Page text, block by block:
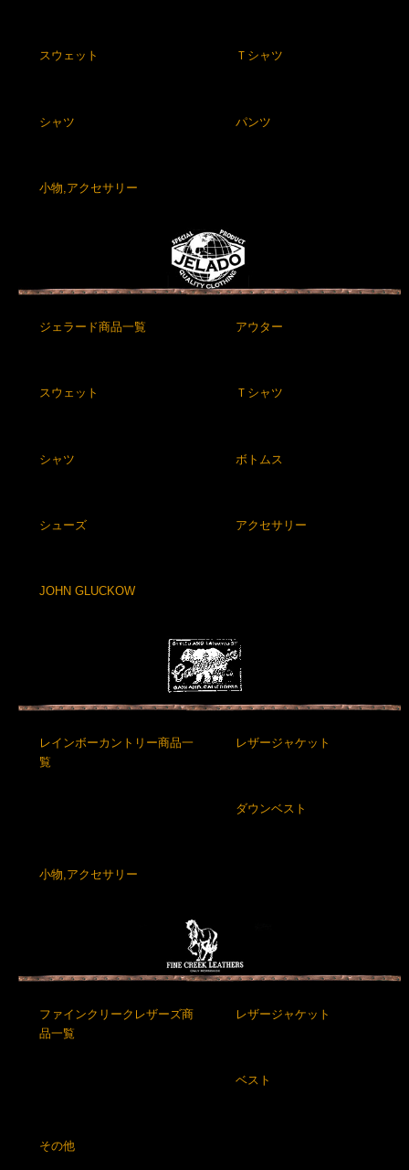
スウェット Ｔシャツ
シャツ パンツ
小物,アクセサリー
ジェラード商品一覧 アウター
スウェット Ｔシャツ
シャツ ボトムス
シューズ アクセサリー
JOHN GLUCKOW
レインボーカントリー商品一
覧
レザージャケット
ダウンベスト
小物,アクセサリー
ファインクリークレザーズ商
品一覧
レザージャケット
ベスト
その他